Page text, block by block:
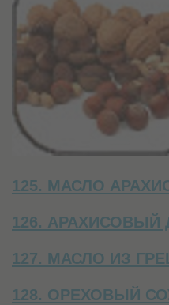
125. МАСЛО
126. АРАХИСОВЫЙ
127. МАСЛО ИЗ
128. ОРЕХОВЫЙ